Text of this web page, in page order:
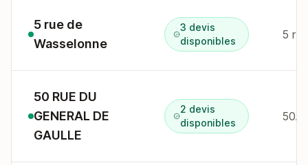
5 rue de
Wasselonne
3 devis
disponibles
5 r
50 RUE DU
GENERAL DE
GAULLE
2 devis
disponibles